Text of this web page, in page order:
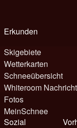
Erkunden
Skigebiete
Wetterkarten
Schneeübersicht
Whiteroom
Fotos
MeinSchnee
Sozial